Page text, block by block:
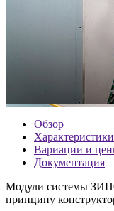
Обзор
Характеристики
Вариации и
Документация
Модули системы
принципу